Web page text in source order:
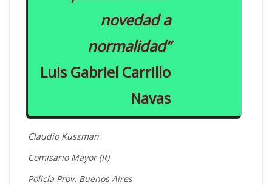
novedad a
normalidad”
Luis Gabriel Carrillo
Navas
Claudio Kussman
Comisario Mayor (R)
Policía Prov. Buenos Aires